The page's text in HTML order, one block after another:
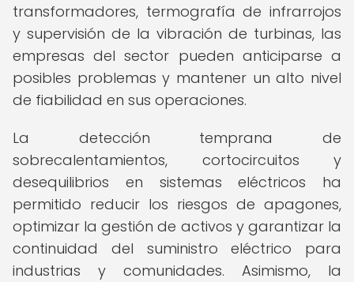
transformadores, termografía de infrarrojos
y supervisión de la vibración de turbinas, las
empresas del sector pueden anticiparse a
posibles problemas y mantener un alto nivel
de fiabilidad en sus operaciones.
La detección temprana de
sobrecalentamientos, cortocircuitos y
desequilibrios en sistemas eléctricos ha
permitido reducir los riesgos de apagones,
optimizar la gestión de activos y garantizar la
continuidad del suministro eléctrico para
industrias y comunidades. Asimismo, la